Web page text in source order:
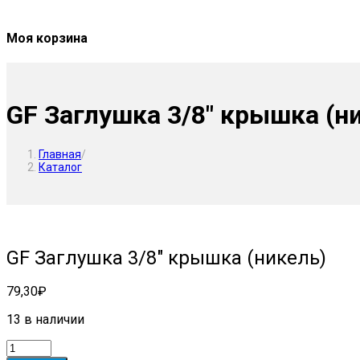
Моя корзина
GF Заглушка 3/8″ крышка
Главная/
Каталог
GF Заглушка 3/8″ крышка (никель)
79,30₽
13 в наличии
Количество